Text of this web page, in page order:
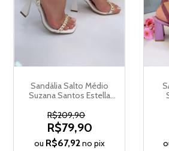
Sandália Salto Médio
Suzana Santos Estella
R$209,90
R$79,90
ou R$67,92no pix